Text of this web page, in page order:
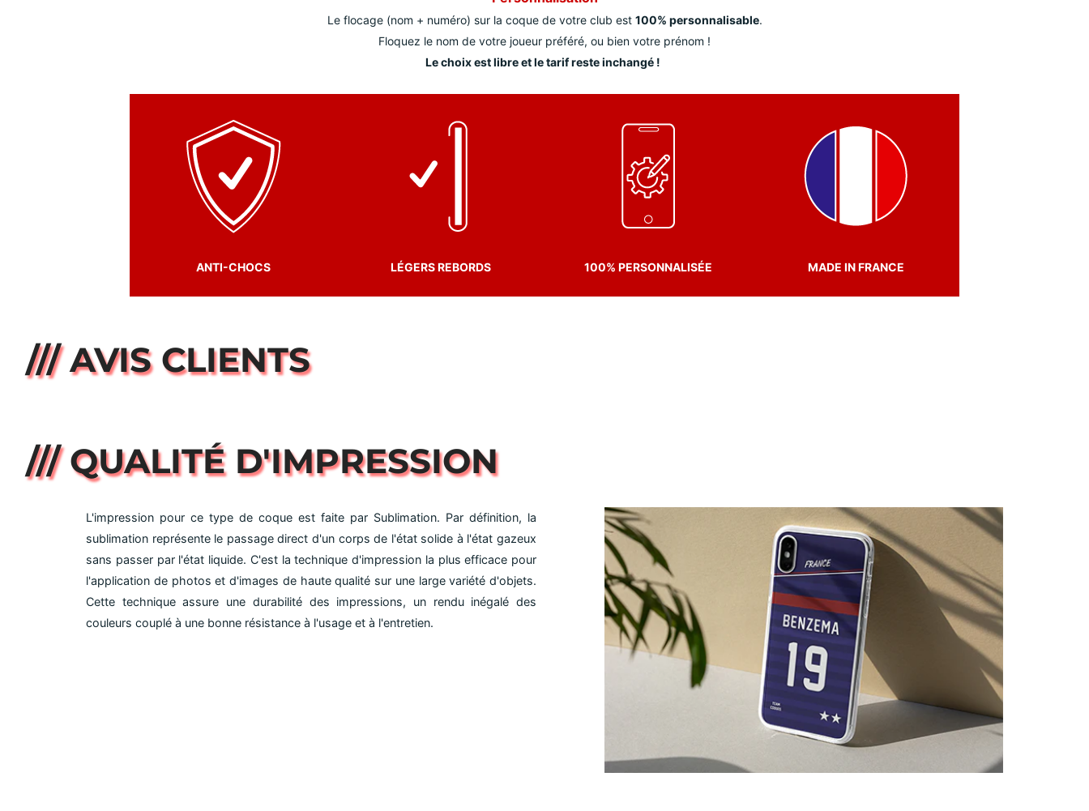
Le flocage (nom + numéro) sur la coque de votre club est 100% personnalisable.
Floquez le nom de votre joueur préféré, ou bien votre prénom !
Le choix est libre et le tarif reste inchangé !
ANTI-CHOCS LÉGERS REBORDS 100% PERSONNALISÉE MADE IN FRANCE
/// AVIS CLIENTS
/// QUALITÉ D'IMPRESSION
L'impression pour ce type de coque est faite par Sublimation. Par définition, la
sublimation représente le passage direct d'un corps de l'état solide à l'état gazeux
sans passer par l'état liquide. C'est la technique d'impression la plus efficace pour
l'application de photos et d'images de haute qualité sur une large variété d'objets.
Cette technique assure une durabilité des impressions, un rendu inégalé des
couleurs couplé à une bonne résistance à l'usage et à l'entretien.